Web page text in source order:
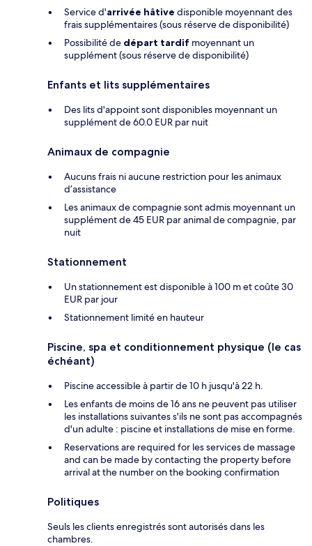
Service d'arrivée hâtive disponible moyennant des
frais supplémentaires (sous réserve de disponibilité)
Possibilité de départ tardif moyennant un
supplément (sous réserve de disponibilité)
Enfants et lits supplémentaires
Des lits d'appoint sont disponibles moyennant un
supplément de 60.0 EUR par nuit
Animaux de compagnie
Aucuns frais ni aucune restriction pour les animaux
d’assistance
Les animaux de compagnie sont admis moyennant un
supplément de 45 EUR par animal de compagnie, par
nuit
Stationnement
Un stationnement est disponible à 100 m et coûte 30
EUR par jour
Stationnement limité en hauteur
Piscine, spa et conditionnement physique (le cas
échéant)
Piscine accessible à partir de 10 h jusqu'à 22 h.
Les enfants de moins de 16 ans ne peuvent pas utiliser
les installations suivantes s'ils ne sont pas accompagnés
d'un adulte : piscine et installations de mise en forme.
Reservations are required for les services de massage
and can be made by contacting the property before
arrival at the number on the booking confirmation
Politiques
Seuls les clients enregistrés sont autorisés dans les
chambres.